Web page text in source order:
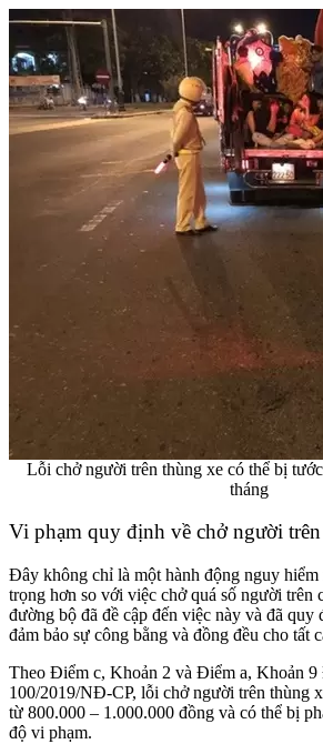
Lỗi chở người trên thùng xe có thể bị
tháng
Vi phạm quy định về chở người
Đây không chỉ là một hành động nguy hiểm
trọng hơn so với việc chở quá số người trên
đường bộ đã đề cập đến việc này và đã
đảm bảo sự công bằng và đồng đều cho tất
Theo Điểm c, Khoản 2 và Điểm a, Khoản
100/2019/NĐ-CP, lỗi chở người trên thùng
từ 800.000 – 1.000.000 đồng và có thể bị
độ vi phạm.